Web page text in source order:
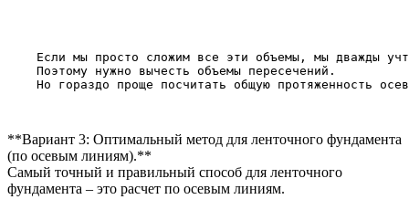
Если мы просто сложим все эти объемы, мы дважды
    Поэтому нужно вычесть объемы пересечений.
**Вариант 3: Оптимальный метод для ленточного фундамента
(по осевым линиям).**
Самый точный и правильный способ для ленточного
фундамента – это расчет по осевым линиям.